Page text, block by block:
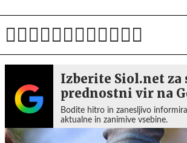
Izberite Siol.net za
prednostni vir na
Bodite hitro in zanesljivo
aktualne in zanimive vsebine.